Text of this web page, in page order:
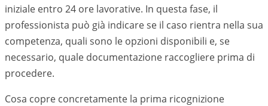
iniziale entro 24 ore lavorative. In questa fase, il
professionista può già indicare se il caso rientra nella sua
competenza, quali sono le opzioni disponibili e, se
necessario, quale documentazione raccogliere prima di
procedere.
Cosa copre concretamente la prima ricognizione